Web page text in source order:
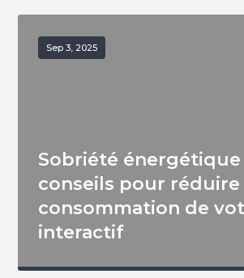
Sep 3, 2025
Sobriété énergétique
conseils pour réduire
consommation de
interactif